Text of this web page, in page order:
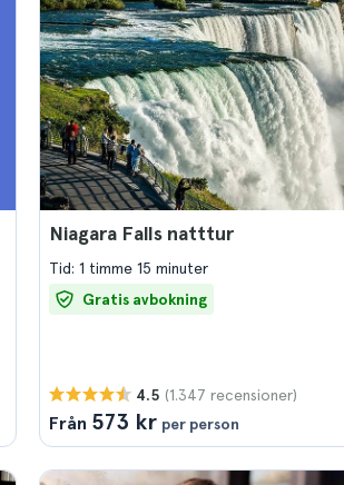
Niagara Falls natttur
Tid: 1 timme 15 minuter
Gratis avbokning
4.5 (1.347 recensioner)
Från 573 kr per person